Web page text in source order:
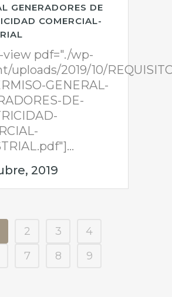
GENERADORES DE
COMERCIAL-
view pdf="./wp-
uploads/2019/10/
GENERAL-
DE-
2019
2 3
4
7 8 9